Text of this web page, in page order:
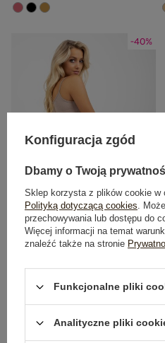
-40%
Ciemnobeżowe damskie spodnie
dresowe z wiązaniem
59,99 zł
Cena regularna:99,99 zł
Konfiguracja zgód
Dbamy o Twoją
Sklep korzysta z plików cookie w
Polityką dotyczącą cookies.
przechowywania lub dostępu do
Więcej informacji na temat
znaleźć także na stronie
Funkcjonalne pliki
Analityczne pliki